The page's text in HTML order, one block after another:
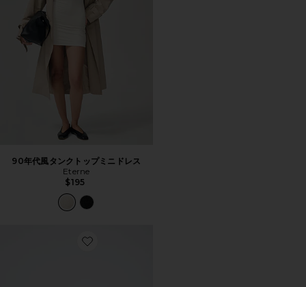
90年代風タンクトップミニドレス
Eterne
$195
Favorite MARTINEZ フラットシューズ